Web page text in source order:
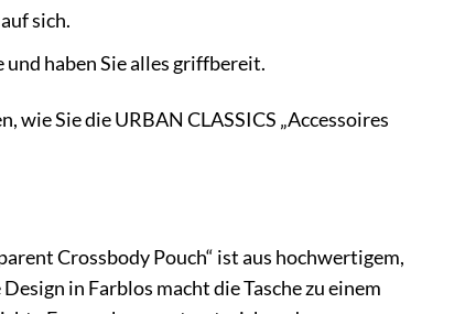
sich.
haben Sie alles griffbereit.
Sie die URBAN CLASSICS „Accessoires
Crossbody Pouch“ ist aus hochwertigem,
in Farblos macht die Tasche zu einem